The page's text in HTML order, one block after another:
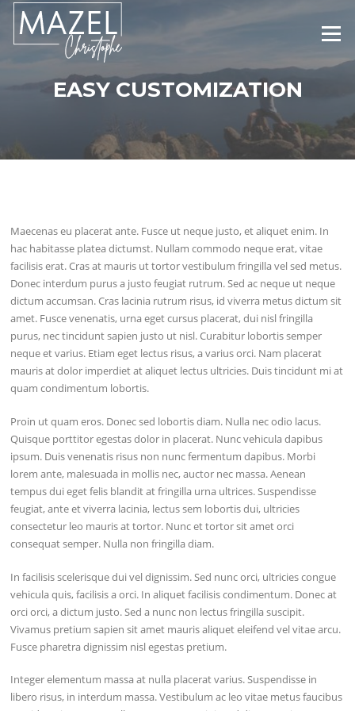
Aller
contenu
Menu
EASY CUSTOMIZATION
Maecenas eu placerat ante. Fusce ut neque justo, et aliquet enim. In
hac habitasse platea dictumst. Nullam commodo neque erat, vitae
facilisis erat. Cras at mauris ut tortor vestibulum fringilla vel sed metus.
Donec interdum purus a justo feugiat rutrum. Sed ac neque ut neque
dictum accumsan. Cras lacinia rutrum risus, id viverra metus dictum sit
amet. Fusce venenatis, urna eget cursus placerat, dui nisl fringilla
purus, nec tincidunt sapien justo ut nisl. Curabitur lobortis semper
neque et varius. Etiam eget lectus risus, a varius orci. Nam placerat
mauris at dolor imperdiet at aliquet lectus ultricies. Duis tincidunt mi at
quam condimentum lobortis.
Proin ut quam eros. Donec sed lobortis diam. Nulla nec odio lacus.
Quisque porttitor egestas dolor in placerat. Nunc vehicula dapibus
ipsum. Duis venenatis risus non nunc fermentum dapibus. Morbi
lorem ante, malesuada in mollis nec, auctor nec massa. Aenean
tempus dui eget felis blandit at fringilla urna ultrices. Suspendisse
feugiat, ante et viverra lacinia, lectus sem lobortis dui, ultricies
consectetur leo mauris at tortor. Nunc et tortor sit amet orci
consequat semper. Nulla non fringilla diam.
In facilisis scelerisque dui vel dignissim. Sed nunc orci, ultricies congue
vehicula quis, facilisis a orci. In aliquet facilisis condimentum. Donec at
orci orci, a dictum justo. Sed a nunc non lectus fringilla suscipit.
Vivamus pretium sapien sit amet mauris aliquet eleifend vel vitae arcu.
Fusce pharetra dignissim nisl egestas pretium.
Integer elementum massa at nulla placerat varius. Suspendisse in
libero risus, in interdum massa. Vestibulum ac leo vitae metus faucibus